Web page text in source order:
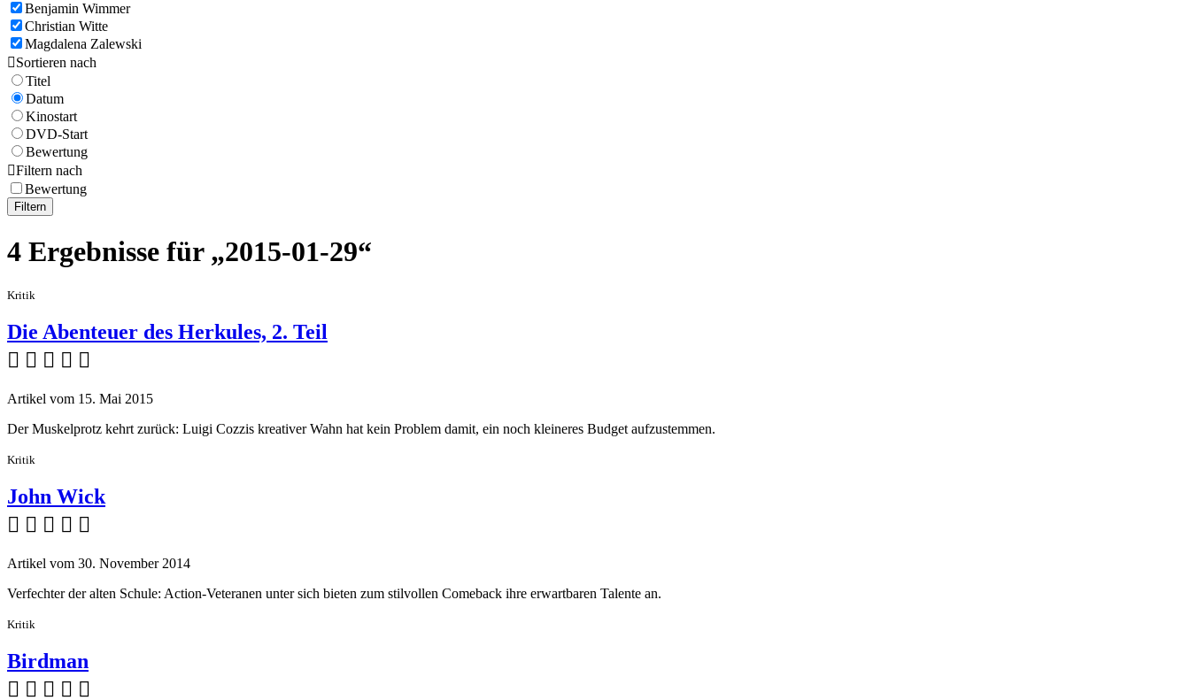
Benjamin Wimmer
Christian Witte
Magdalena Zalewski
Sortieren nach
Titel
Datum
Kinostart
DVD-Start
Bewertung
Filtern nach
Bewertung
Filtern
4 Ergebnisse für „2015-01-29“
Kritik
Die Abenteuer des Herkules, 2. Teil
    
Artikel vom 15. Mai 2015
Der Muskelprotz kehrt zurück: Luigi Cozzis kreativer Wahn hat kein Problem damit, ein noch kleineres Budget aufzustemmen.
Kritik
John Wick
    
Artikel vom 30. November 2014
Verfechter der alten Schule: Action-Veteranen unter sich bieten zum stilvollen Comeback ihre erwartbaren Talente an.
Kritik
Birdman
    